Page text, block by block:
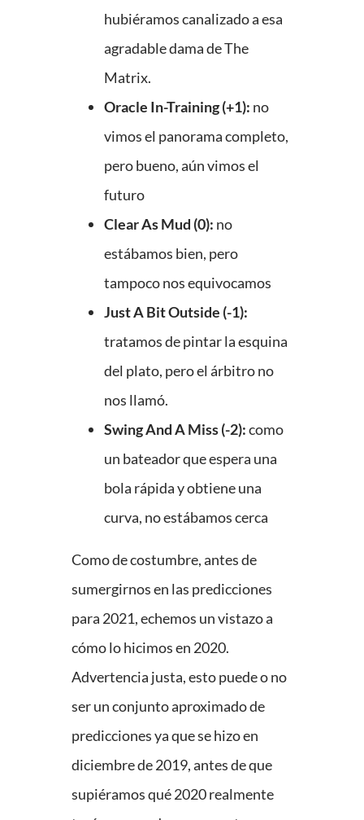
hubiéramos canalizado a esa
agradable dama de The
Matrix.
Oracle In-Training (+1): no
vimos el panorama completo,
pero bueno, aún vimos el
futuro
Clear As Mud (0): no
estábamos bien, pero
tampoco nos equivocamos
Just A Bit Outside (-1):
tratamos de pintar la esquina
del plato, pero el árbitro no
nos llamó.
Swing And A Miss (-2):como
un bateador que espera una
bola rápida y obtiene una
curva, no estábamos cerca
Como de costumbre, antes de
sumergirnos en las predicciones
para 2021, echemos un vistazo a
cómo lo hicimos en 2020.
Advertencia justa, esto puede o no
ser un conjunto aproximado de
predicciones ya que se hizo en
diciembre de 2019, antes de que
supiéramos qué 2020 realmente